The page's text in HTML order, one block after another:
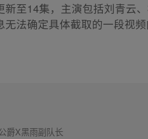
新至14集，主演包括刘青云
法确定具体截取的一段视频
爵X黑雨副队长